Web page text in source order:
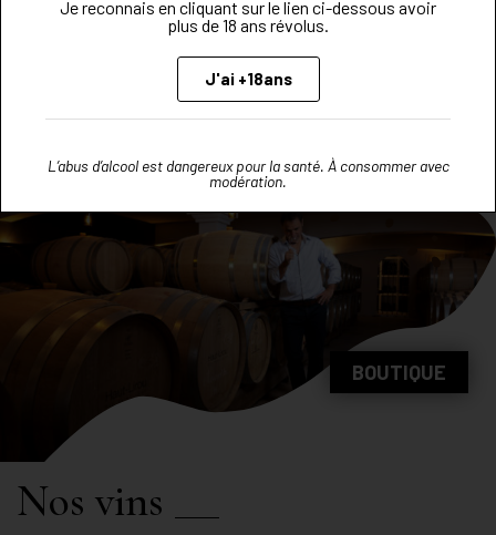
Sophie
BOUTIQUE
Nos vins
Je reconnais en cliquant sur le lien ci-dessous avoir
plus de 18 ans révolus.
J'ai +18ans
L’abus d’alcool est dangereux pour la santé. À consommer avec
modération.